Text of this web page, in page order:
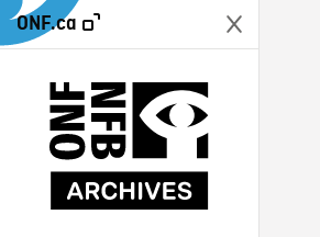
ONF.ca